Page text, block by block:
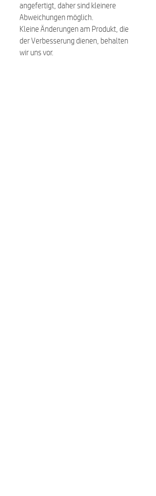
angefertigt, daher sind kleinere
Abweichungen möglich.
Kleine Änderungen am Produkt, die
der Verbesserung dienen, behalten
wir uns vor.